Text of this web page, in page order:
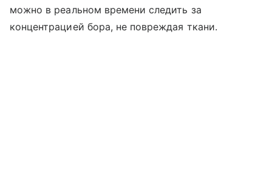
можно в реальном времени следить за
концентрацией бора, не повреждая ткани.